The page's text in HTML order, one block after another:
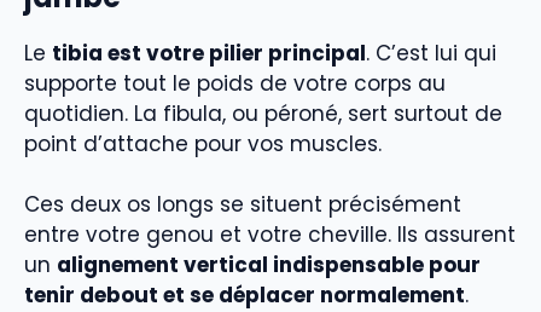
Le tibia est votre pilier principal. C’est lui qui
supporte tout le poids de votre corps au
quotidien. La fibula, ou péroné, sert surtout de
point d’attache pour vos muscles.
Ces deux os longs se situent précisément
entre votre genou et votre cheville. Ils assurent
un alignement vertical indispensable pour
tenir debout et se déplacer normalement.